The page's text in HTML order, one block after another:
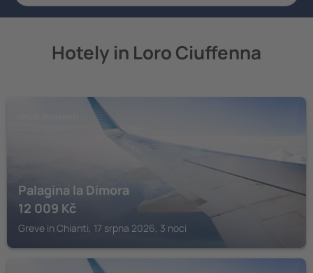
Hotely in Loro Ciuffenna
Palagina la Dimora
12 009 Kč
Greve in Chianti, 17 srpna 2026, 3 noci